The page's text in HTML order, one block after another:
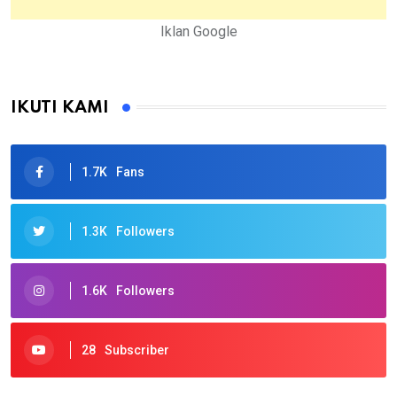
Iklan Google
IKUTI KAMI
1.7K Fans
1.3K Followers
1.6K Followers
28 Subscriber